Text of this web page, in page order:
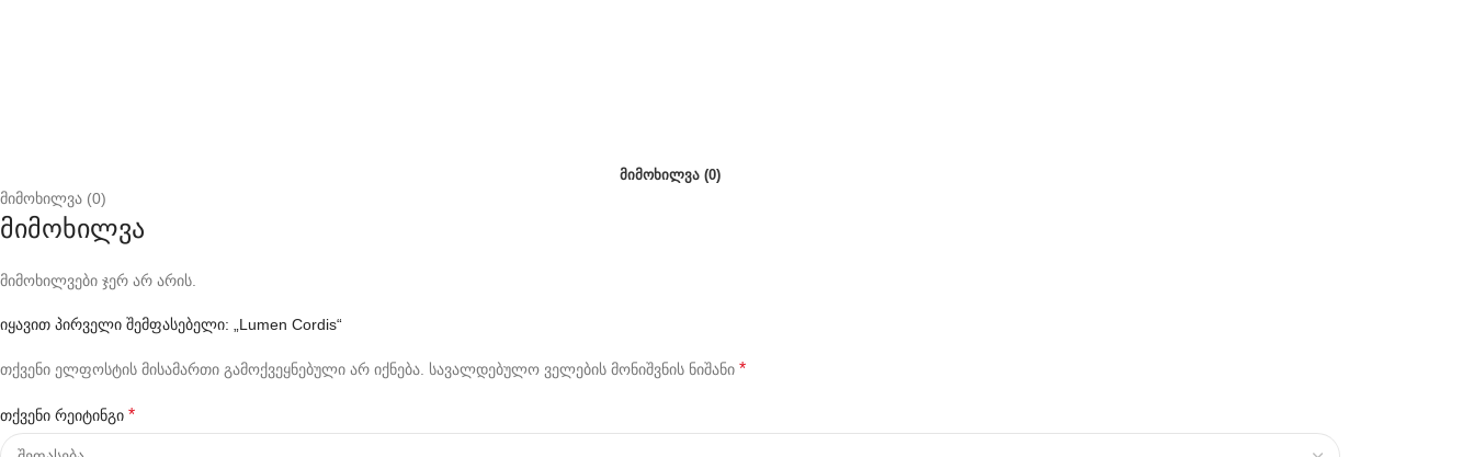
ᲛᲘᲛᲝᲮᲘᲚᲕᲐ (0)
მიმოხილვა (0)
მიმოხილვა
მიმოხილვები ჯერ არ არის.
იყავით პირველი შემფასებელი: „Lumen Cordis“
თქვენი ელფოსტის მისამართი გამოქვეყნებული არ იქნება. სავალდებულო ველების მონიშვნის ნიშანი *
თქვენი რეიტინგი *